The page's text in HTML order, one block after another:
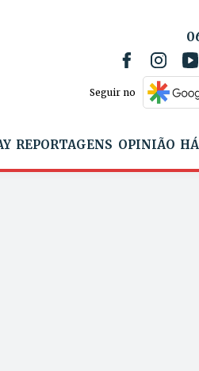
Seguir no
REPORTAGENS OPINIÃO